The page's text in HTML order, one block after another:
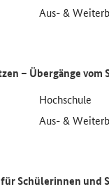
Aus- &
– Übergänge vom
Hochschule
Aus- &
Schülerinnen und